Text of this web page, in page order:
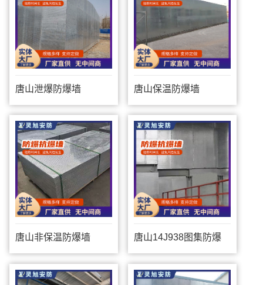
唐山泄爆防爆墙 唐山保温防爆墙
唐山非保温防爆墙 唐山14J938图集防爆
墙